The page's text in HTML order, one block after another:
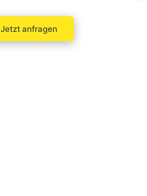
Jetzt anfragen